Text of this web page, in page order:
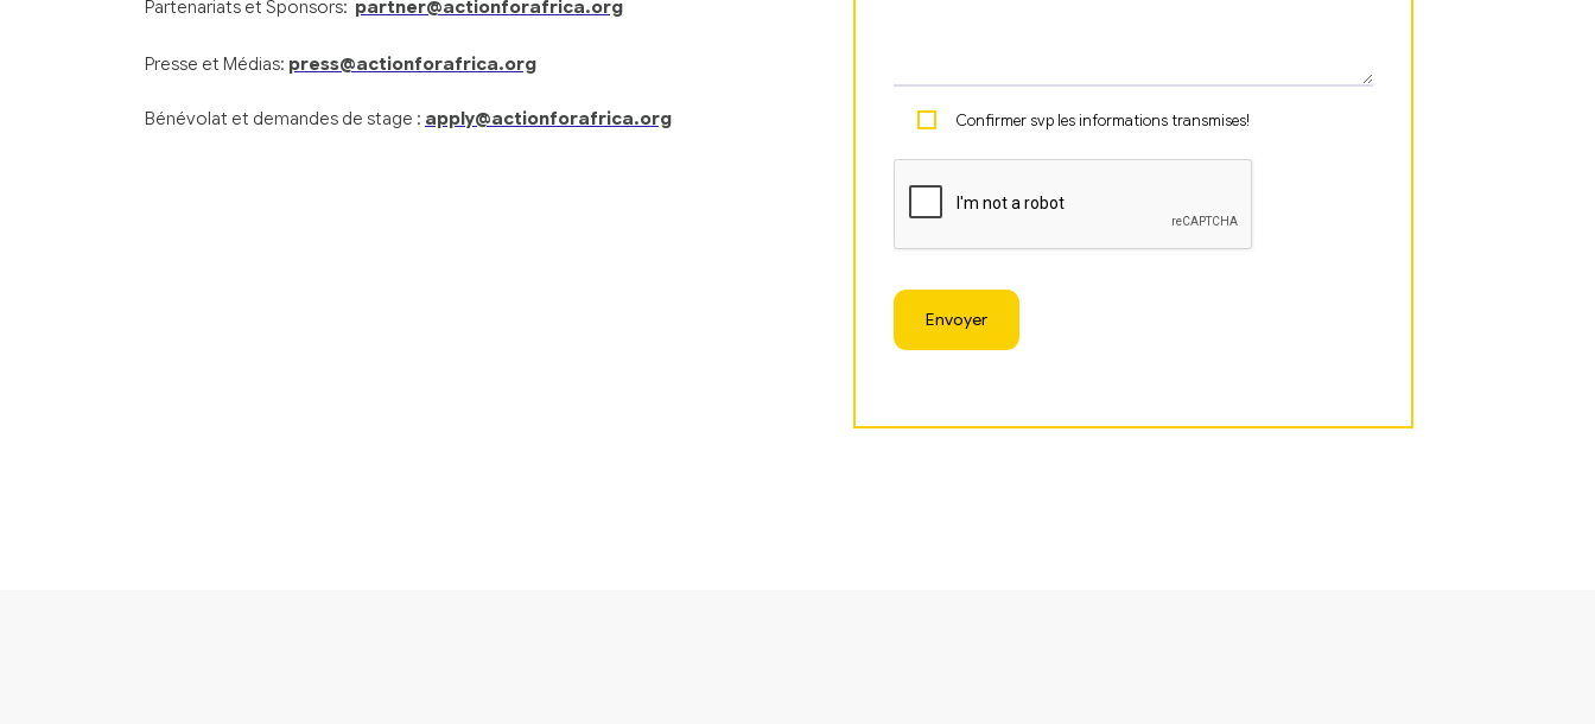
Partenariats et Sponsors: partner@actionforafrica.org
Presse et Médias: press@actionforafrica.org
Bénévolat et demandes de stage : apply@actionforafrica.org Confirmer svp les informations transmises!